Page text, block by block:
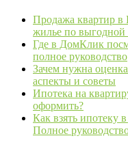
Продажа квартир в
жилье по выгодной
Где в ДомКлик
полное руководство
Зачем нужна
аспекты и советы
Ипотека на
оформить?
Как взять ипотеку
Полное